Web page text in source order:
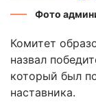
Фото
Комитет
назвал
который был
наставника.